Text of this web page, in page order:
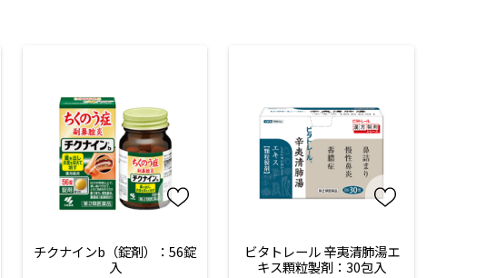
チクナインb（錠剤）：56錠
入
ビタトレール 辛夷清肺湯エ
キス顆粒製剤：30包入